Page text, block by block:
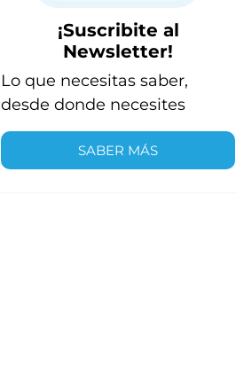
¡Suscribite al
Newsletter!
Lo que necesitas saber,
desde donde necesites
SABER MÁS